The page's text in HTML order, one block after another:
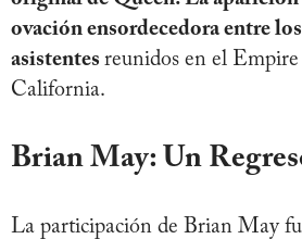
ovación ensordecedora entre
asistentes reunidos en el
California.
Brian May: Un
La participación de Brian May